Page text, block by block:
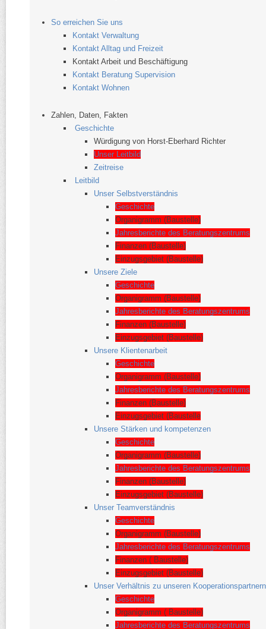
So erreichen Sie uns
Kontakt Verwaltung
Kontakt Alltag und Freizeit
Kontakt Arbeit und Beschäftigung
Kontakt Beratung Supervision
Kontakt Wohnen
Zahlen, Daten, Fakten
Geschichte
Würdigung von Horst-​Eberhard Richter
Unser Leitbild
Zeitreise
Leitbild
Unser Selbstverständnis
Geschichte
Organigramm (Baustelle)
Jahresberichte des Beratungszentrums
Finanzen (Baustelle)
Einzugsgebiet (Baustelle)
Unsere Ziele
Geschichte
Organigramm (Baustelle)
Jahresberichte des Beratungszentrums
Finanzen (Baustelle)
Einzugsgebiet (Baustelle)
Unsere Klientenarbeit
Geschichte
Organigramm (Baustelle)
Jahresberichte des Beratungszentrums
Finanzen (Baustelle)
Einzugsgebiet (Baustelle
Unsere Stärken und kompetenzen
Geschichte
Organigramm (Baustelle)
Jahresberichte des Beratungszentrums
Finanzen (Baustelle)
Einzugsgebiet (Baustelle)
Unser Teamverständnis
Geschichte
Organigramm (Baustelle)
Jahresberichte des Beratungszentrums
Finanzen ( Baustelle)
Einzugsgebiet (Baustelle)
Unser Verhältnis zu unseren Kooperationspartnern
Geschichte
Organigramm ( Baustelle)
Jahresberichte des Beratungszentrums